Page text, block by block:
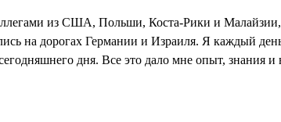
из США, Польши, Коста-Рики и
на дорогах Германии и Израиля. Я каждый
дня. Все это дало мне опыт, знания